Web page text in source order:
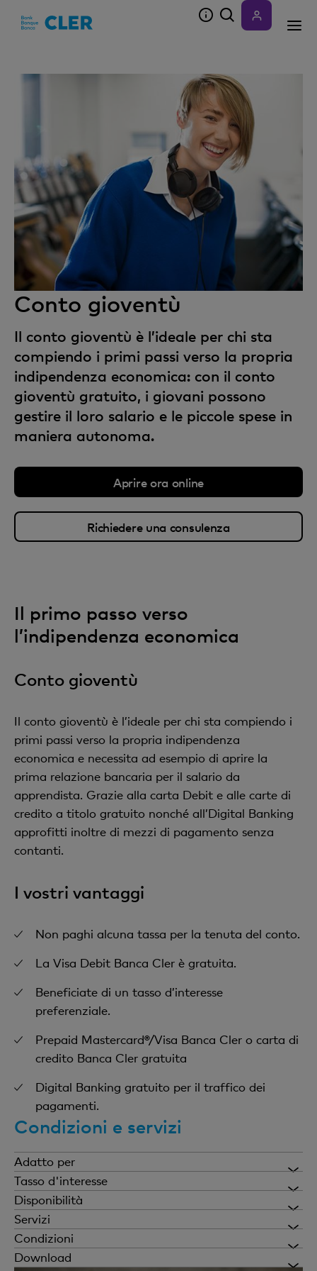
Conto gioventù
Il conto gioventù è l’ideale per chi sta
compiendo i primi passi verso la propria
indipendenza economica: con il conto
gioventù gratuito, i giovani possono
gestire il loro salario e le piccole spese in
maniera autonoma.
Aprire ora online
Richiedere una consulenza
Il primo passo verso
l’indipendenza economica
Conto gioventù
Il conto gioventù è l’ideale per chi sta compiendo i
primi passi verso la propria indipendenza
economica e necessita ad esempio di aprire la
prima relazione bancaria per il salario da
apprendista. Grazie alla carta Debit e alle carte di
credito a titolo gratuito nonché all’Digital Banking
approfitti inoltre di mezzi di pagamento senza
contanti.
I vostri vantaggi
Non paghi alcuna tassa per la tenuta del conto.
La Visa Debit Banca Cler è gratuita.
Beneficiate di un tasso d’interesse
preferenziale.
Prepaid Mastercard®/Visa Banca Cler o carta di
credito Banca Cler gratuita
Digital Banking gratuito per il traffico dei
pagamenti.
Condizioni e servizi
Adatto per
bambini e ragazzi fino ai 20 anni di età.
Tasso d'interesse
0,4%
Disponibilità
Non vi è alcuna restrizione di prelevamento. Potete
disporre in qualsiasi momento della totalità dei
vostri averi in conto.
Servizi
Gratuiti
Condizioni
Apertura del conto
Download